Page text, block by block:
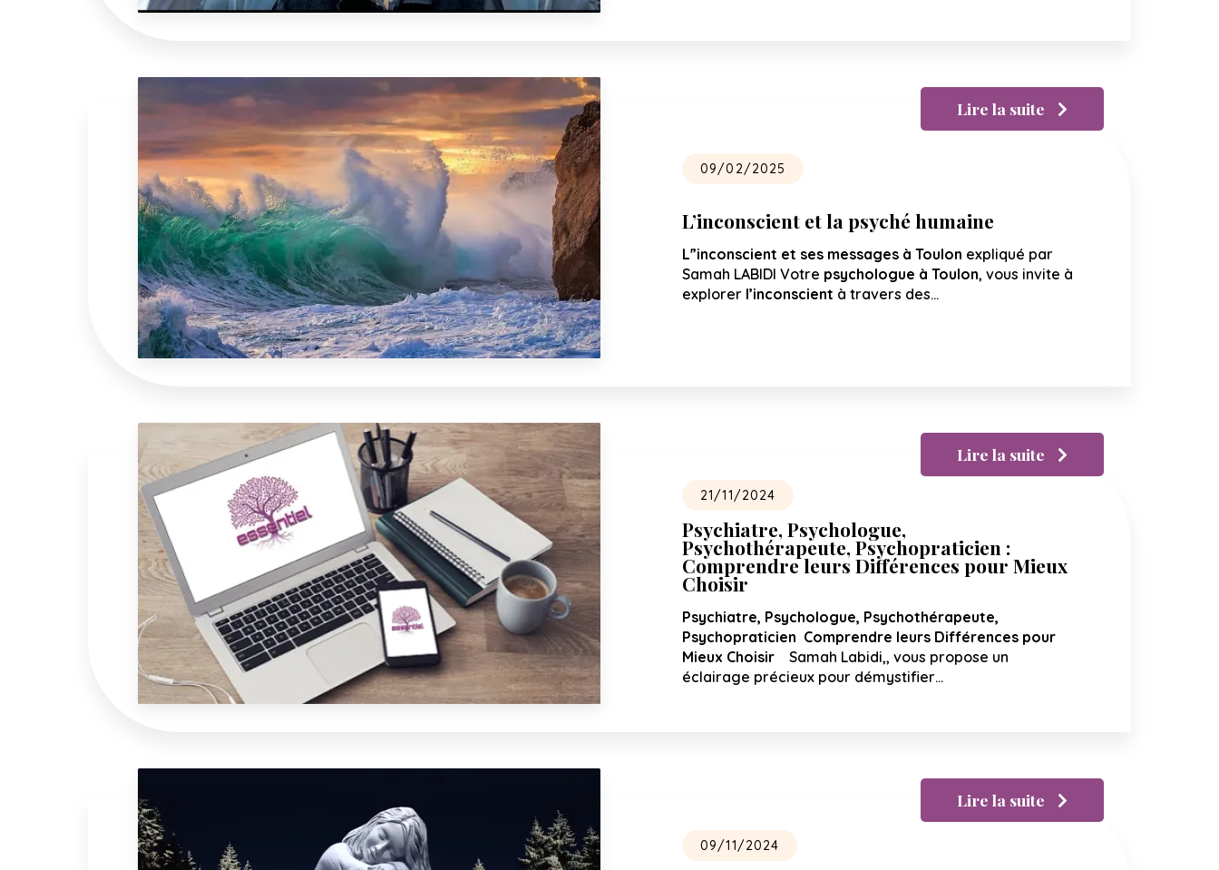
09/02/2025
L’inconscient et la psyché humaine
L'’inconscient et ses messages à Toulon expliqué par
Samah LABIDI Votre psychologue à Toulon, vous invite à
explorer l’inconscient à travers des…
Lire la suite
21/11/2024
Psychiatre, Psychologue,
Psychothérapeute, Psychopraticien :
Comprendre leurs Différences pour Mieux
Choisir
Psychiatre, Psychologue, Psychothérapeute,
Psychopraticien Comprendre leurs Différences pour
Mieux Choisir Samah Labidi,, vous propose un
éclairage précieux pour démystifier…
Lire la suite
09/11/2024
Lire la suite